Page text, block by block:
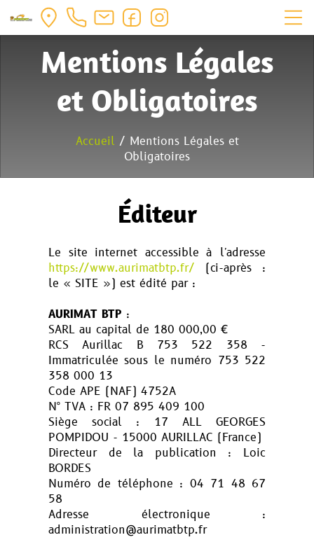
Mentions Légales
et Obligatoires
Accueil / Mentions Légales et
Obligatoires
Éditeur
Le site internet accessible à l'adresse
https://www.aurimatbtp.fr/ (ci-après :
le « SITE ») est édité par :
AURIMAT BTP :
SARL au capital de 180 000,00 €
RCS Aurillac B 753 522 358 -
Immatriculée sous le numéro 753 522
358 000 13
Code APE (NAF) 4752A
N° TVA : FR 07 895 409 100
Siège social : 17 ALL GEORGES
POMPIDOU - 15000 AURILLAC (France)
Directeur de la publication : Loic
BORDES
Numéro de téléphone : 04 71 48 67
58
Adresse électronique :
administration@aurimatbtp.fr